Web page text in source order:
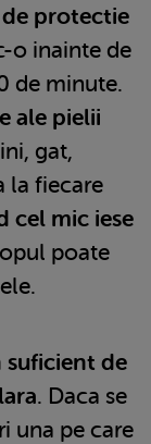
protectie
o inainte de
de minute.
ale pielii
gat,
la fiecare
cel mic iese
poate
suficient de
. Daca se
una pe care